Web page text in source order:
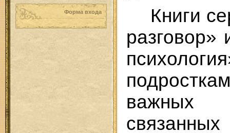
Форма входа
Книги
разговор»